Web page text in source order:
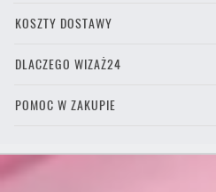
KOSZTY DOSTAWY
DLACZEGO WIZAŻ24
POMOC W ZAKUPIE